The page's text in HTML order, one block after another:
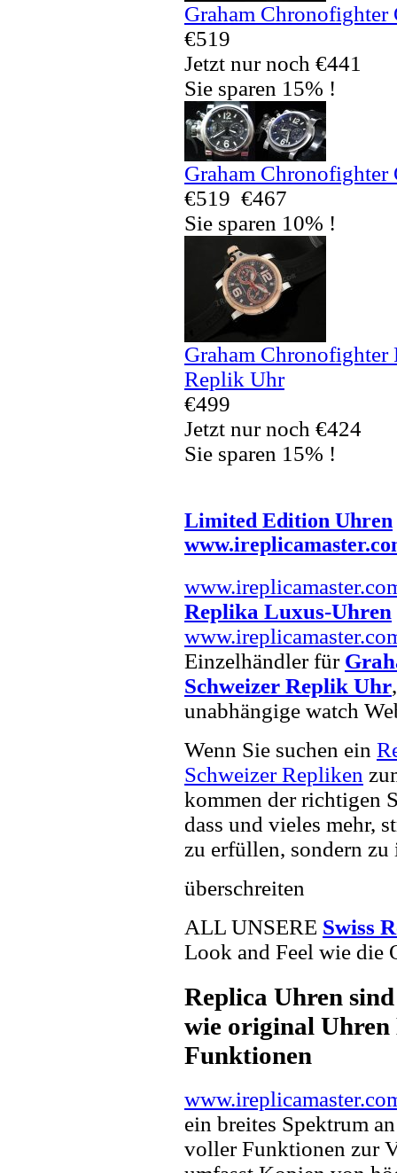
Graham
€519
Jetzt nur noch €441
Sie sparen 15% !
Graham
€519 €467
Sie sparen 10% !
Graham
Replik Uhr
€499
Jetzt nur noch €424
Sie sparen 15% !
Limited Edition Uhren
Replika Luxus-Uhren
Einzelhändler für
Schweizer Replik Uhr
unabhängige watch
Wenn Sie suchen ein
Schweizer Repliken
kommen der richtigen
dass und vieles mehr,
zu erfüllen, sondern zu
überschreiten
ALL UNSERE Swiss
Look and Feel wie die
Replica Uhren
wie original Uhren
Funktionen
ein breites Spektrum
voller Funktionen zur